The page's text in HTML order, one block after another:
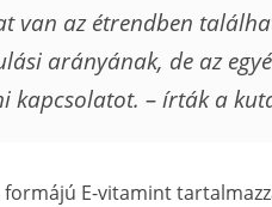
van az étrendben
arányának, de az
kapcsolatot. – írták a
E-vitamint